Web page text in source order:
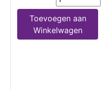
Toevoegen aan
Winkelwagen